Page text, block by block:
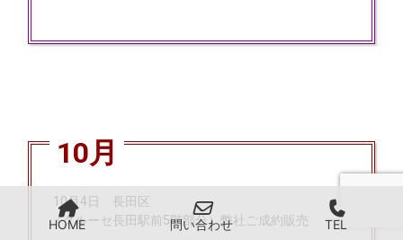
10月
10月4日 長田区
（クルーセ長田駅前5階部分）弊社ご成約販売
HOME 問い合わせ TEL